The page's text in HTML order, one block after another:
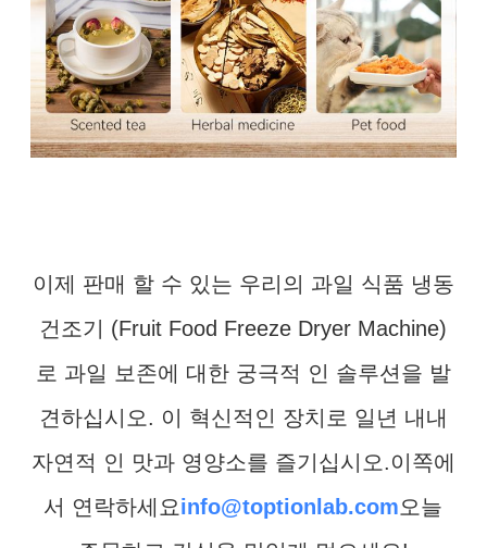
이제 판매 할 수 있는 우리의 과일 식품 냉동
건조기 (Fruit Food Freeze Dryer Machine)
로 과일 보존에 대한 궁극적 인 솔루션을 발
견하십시오. 이 혁신적인 장치로 일년 내내
자연적 인 맛과 영양소를 즐기십시오.이쪽에
서 연락하세요info@toptionlab.com오늘